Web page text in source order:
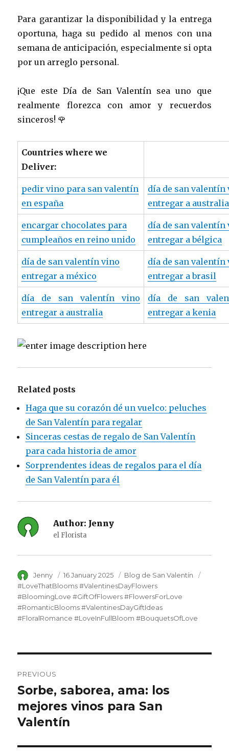
Para garantizar la disponibilidad y la entrega
oportuna, haga su pedido al menos con una
semana de anticipación, especialmente si opta
por un arreglo personal.
¡Que este Día de San Valentín sea uno que
realmente florezca con amor y recuerdos
sinceros! 🌹
Countries where we
Deliver:
pedir vino para san valentín
en españa
día de san valentín
entregar a australia
encargar chocolates para
cumpleaños en reino unido
día de san valentín
entregar a bélgica
día de san valentín vino
entregar a méxico
día de san valentín
entregar a brasil
día de san valentín vino
entregar a australia
día de san
entregar a kenia
Related posts
Haga que su corazón dé un vuelco: peluches
de San Valentín para regalar
Sinceras cestas de regalo de San Valentín
para cada historia de amor
Sorprendentes ideas de regalos para el día
de San Valentín para él
Author: Jenny
el Florista
Author
Jenny
Posted
on
16 January 2025 Category
Blog de San Valentín
#LoveThatBlooms #ValentinesDayFlowers
#BloomingLove #GiftOfFlowers #FlowersForLove
#RomanticBlooms #ValentinesDayGiftIdeas
#FloralRomance #LoveInFullBloom #BouquetsOfLove
navigation
PREVIOUS
Previous
post:
Sorbe, saborea, ama: los
mejores vinos para San
Valentín